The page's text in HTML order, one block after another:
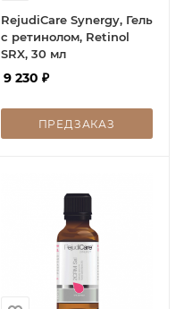
RejudiCare Synergy, Гель
с ретинолом, Retinol
SRX, 30 мл
9 230 ₽
ПРЕДЗАКАЗ